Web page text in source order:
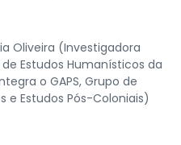
Oliveira (Investigadora
Estudos Humanísticos da
o GAPS, Grupo de
e Estudos Pós-Coloniais)